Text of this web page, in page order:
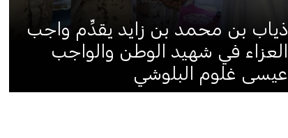
ذياب بن محمد بن زايد يقدِّم واجب
العزاء في شهيد الوطن والواجب
عيسى غلوم البلوشي